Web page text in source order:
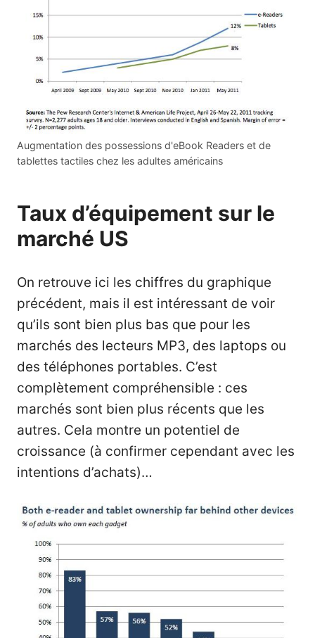
Augmentation des possessions d'eBook Readers et de
tablettes tactiles chez les adultes américains
Taux d’équipement sur le
marché US
On retrouve ici les chiffres du graphique
précédent, mais il est intéressant de voir
qu’ils sont bien plus bas que pour les
marchés des lecteurs MP3, des laptops ou
des téléphones portables. C’est
complètement compréhensible : ces
marchés sont bien plus récents que les
autres. Cela montre un potentiel de
croissance (à confirmer cependant avec les
intentions d’achats)…